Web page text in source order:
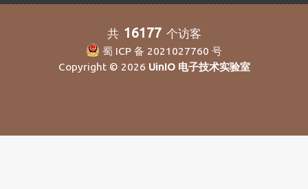
共 16177 个访客
蜀 ICP 备 2021027760 号
Copyright © 2026 UinIO 电子技术实验室